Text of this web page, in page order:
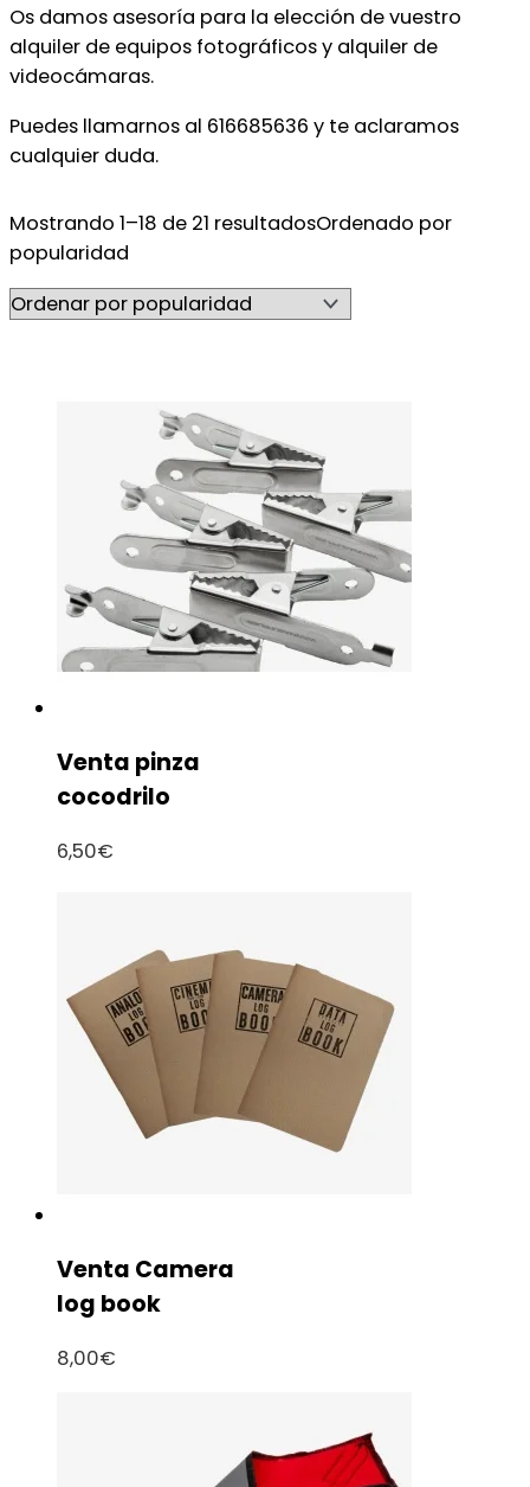
Os damos asesoría para la elección de vuestro
alquiler de equipos fotográficos y alquiler de
videocámaras.
Puedes llamarnos al 616685636 y te aclaramos
cualquier duda.
Mostrando 1–18 de 21 resultadosOrdenado por
popularidad
Venta pinza
cocodrilo
6,50€
Venta Camera
log book
8,00€